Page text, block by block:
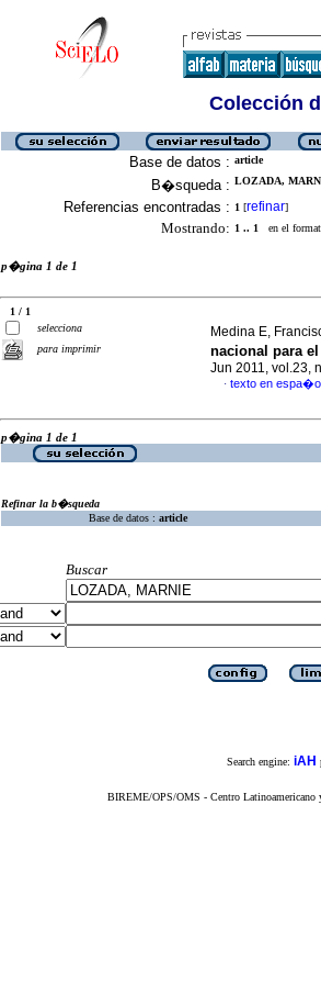
Colección
Base de datos : article
B�squeda : LOZADA,
Referencias encontradas : 1 [refinar]
Mostrando: 1 .. 1 en el
p�gina 1 de 1
1 / 1
selecciona
para imprimir
Medina E,
nacional para
Jun 2011, vol.23,
· texto en
p�gina 1 de 1
Refinar la b�squeda
Base de datos : article
Buscar
Search engine: iAH
BIREME/OPS/OMS - Centro